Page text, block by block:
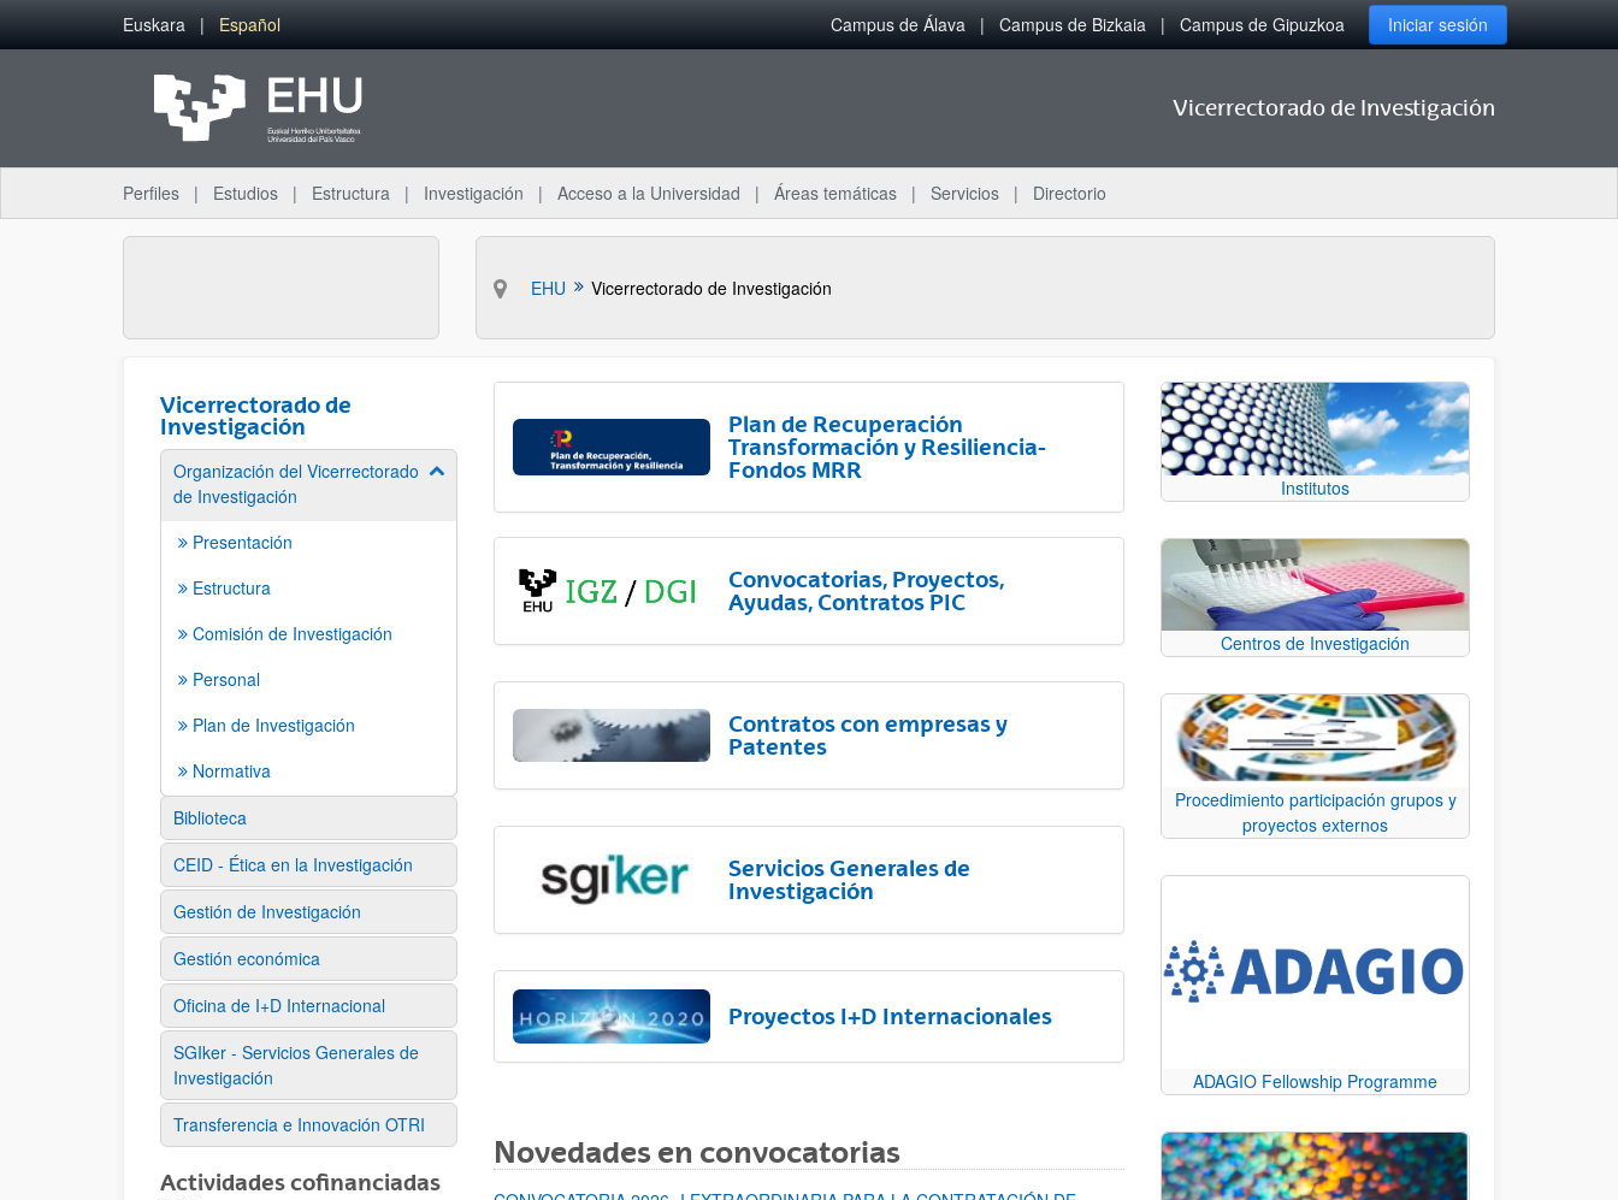
Saltar al contenido principal
Euskara Español Campus de Álava Campus de Bizkaia Campus de Gipuzkoa Iniciar sesión
Vicerrectorado de Investigación
Perfiles Estudios Estructura Investigación Acceso a la Universidad Áreas temáticas Servicios Directorio
EHU Vicerrectorado de Investigación
Vicerrectorado de
Investigación
Organización del Vicerrectorado
de Investigación
Mostrar/ocultar subpáginas
Presentación
Estructura
Comisión de Investigación
Personal
Plan de Investigación
Normativa
Biblioteca
CEID - Ética en la Investigación
Gestión de Investigación
Gestión económica
Oficina de I+D Internacional
SGIker - Servicios Generales de
Investigación
Transferencia e Innovación OTRI
Actividades cofinanciadas
Plan de Recuperación
Transformación y Resiliencia-
Fondos MRR
Convocatorias, Proyectos,
Ayudas, Contratos PIC
Contratos con empresas y
Patentes
Servicios Generales de
Investigación
Proyectos I+D Internacionales
Novedades en convocatorias
Institutos
Centros de Investigación
Procedimiento participación grupos y
proyectos externos
ADAGIO Fellowship Programme